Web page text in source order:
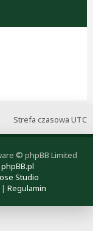
Strefa czasowa UTC
© phpBB Limited
phpBB.pl
Studio
| Regulamin